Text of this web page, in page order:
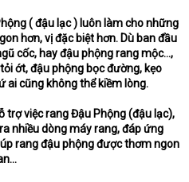
( đậu lạc ) luôn làm cho những
hơn, vị đặc biệt hơn. Dù ban đầu
cốc, hay đậu phộng rang mộc...,
ớt, đậu phộng bọc đường, kẹo
ai cũng không thể kiềm lòng.
trợ việc rang Đậu Phộng (đậu lạc),
nhiều dòng máy rang, đáp ứng
rang đậu phộng được thơm ngon